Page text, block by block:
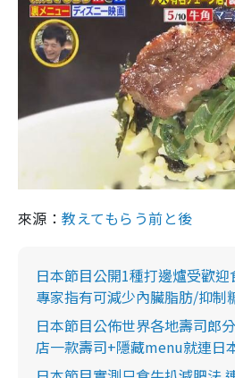
來源：教えてもらう前と後
日本節目公開1種打邊爐受歡迎
專家指有可減少內臟脂肪/抑制
日本節目公佈世界各地壽司郎
店一款壽司+隱藏menu就連日